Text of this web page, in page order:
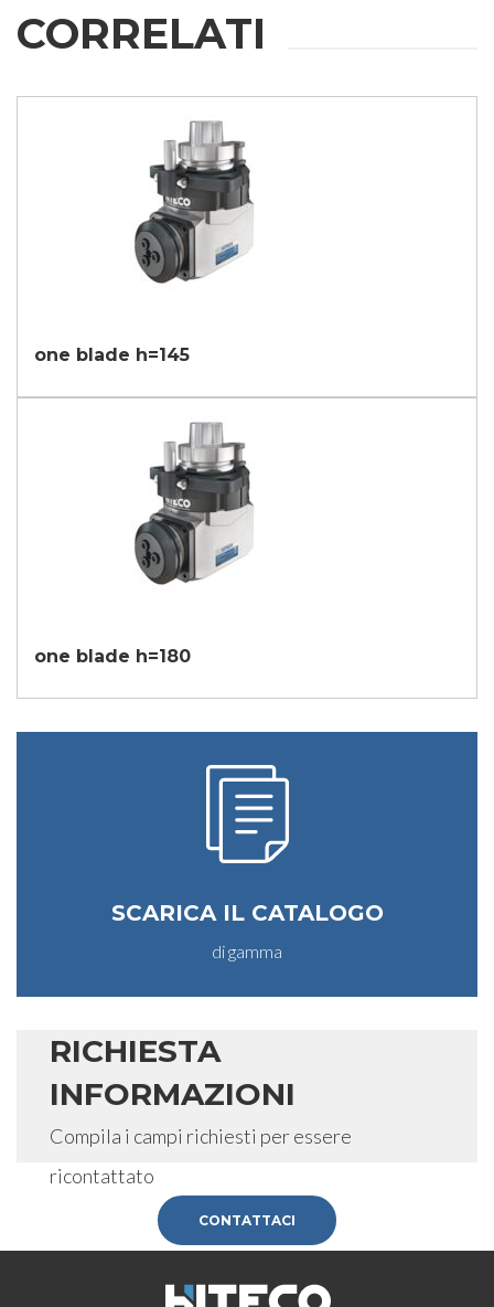
CORRELATI
one blade h=145
one blade h=180
SCARICA IL CATALOGO
di gamma
RICHIESTA
INFORMAZIONI
Compila i campi richiesti per essere
ricontattato
CONTATTACI